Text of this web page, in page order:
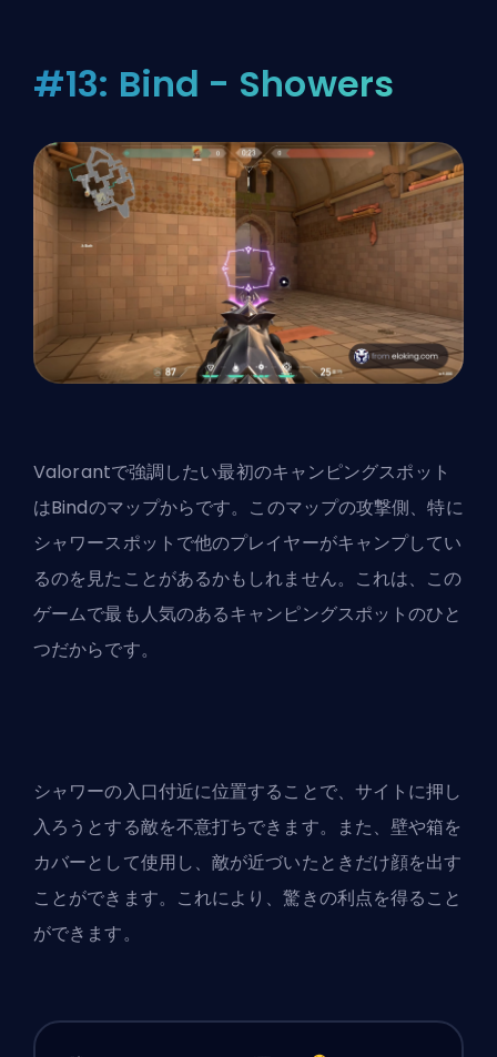
#13: Bind - Showers
Valorantで強調したい最初のキャンピングスポット
はBindのマップからです。このマップの攻撃側、特に
シャワースポットで他のプレイヤーがキャンプしてい
るのを見たことがあるかもしれません。これは、この
ゲームで最も人気のあるキャンピングスポットのひと
つだからです。
シャワーの入口付近に位置することで、サイトに押し
入ろうとする敵を不意打ちできます。また、壁や箱を
カバーとして使用し、敵が近づいたときだけ顔を出す
ことができます。これにより、驚きの利点を得ること
ができます。